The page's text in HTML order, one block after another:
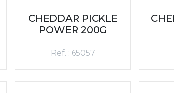
CHEDDAR PICKLE
POWER 200G
Ref. : 65057